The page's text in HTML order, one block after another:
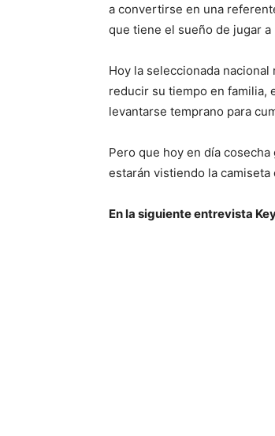
a convertirse en una
que tiene el sueño de jugar
Hoy la seleccionada
reducir su tiempo en familia,
levantarse temprano para
Pero que hoy en día
estarán vistiendo la
En la siguiente entrevista